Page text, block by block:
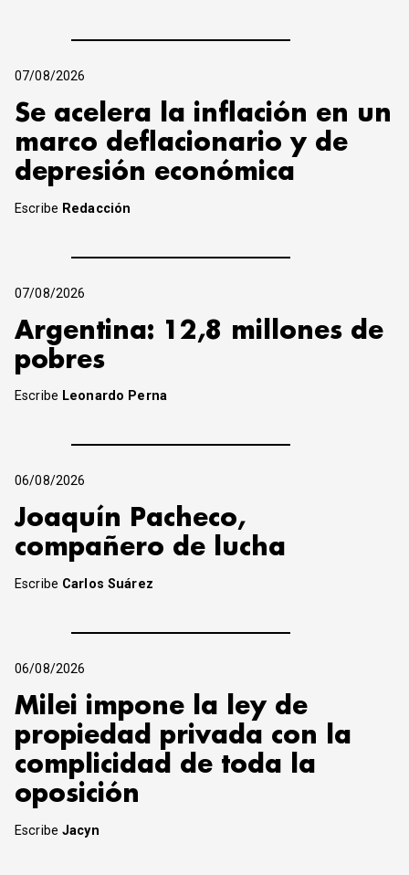
07/08/2026
Se acelera la inflación en un
marco deflacionario y de
depresión económica
Escribe Redacción
07/08/2026
Argentina: 12,8 millones de
pobres
Escribe Leonardo Perna
06/08/2026
Joaquín Pacheco,
compañero de lucha
Escribe Carlos Suárez
06/08/2026
Milei impone la ley de
propiedad privada con la
complicidad de toda la
oposición
EscribeJacyn